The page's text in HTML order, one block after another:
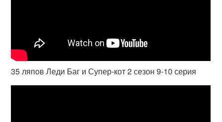
35 ляпов Леди Баг и Супер-кот 2 сезон 9-10 серия